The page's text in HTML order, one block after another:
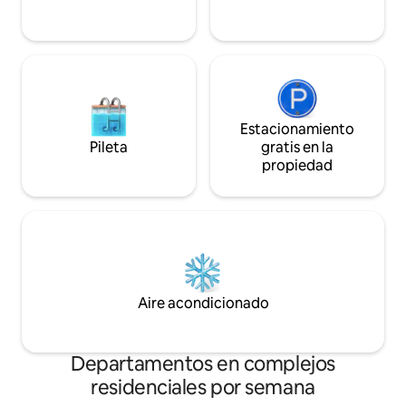
Pileta
Estacionamiento
gratis en la
propiedad
Aire acondicionado
Departamentos en complejos
residenciales por semana